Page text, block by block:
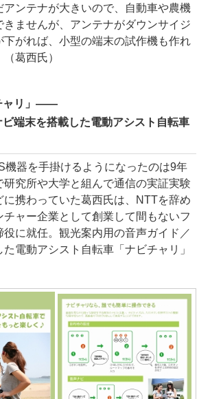
アンテナが大きいので、自動車や農機
きませんが、アンテナがダウンサイジ
下がれば、小型の端末の試作機も作れ
葛西氏）
ャリ」――
端末を搭載した電動アシスト自転車
器を手掛けるようになったのは9年
究所や大学と組んで通信の実証実験
に携わっていた葛西氏は、NTTを辞め
チャー企業として創業して間もないフ
役に就任。観光案内用の音声ガイド／
電動アシスト自転車「ナビチャリ」